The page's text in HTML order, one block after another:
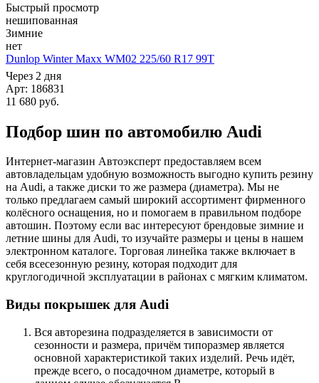
Быстрый просмотр
нешипованная
Зимние
нет
Dunlop Winter Maxx WM02 225/60 R17 99T
Через 2 дня
Арт: 186831
11 680 руб.
Подбор шин по автомобилю Audi
Интернет-магазин Автоэксперт предоставляем всем
автовладельцам удобную возможность выгодно купить резину
на Audi, а также диски то же размера (диаметра). Мы не
только предлагаем самый широкий ассортимент фирменного
колёсного оснащения, но и помогаем в правильном подборе
автошин. Поэтому если вас интересуют брендовые зимние и
летние шины для Audi, то изучайте размеры и цены в нашем
электронном каталоге. Торговая линейка также включает в
себя всесезонную резину, которая подходит для
круглогодичной эксплуатации в районах с мягким климатом.
Виды покрышек для Audi
Вся авторезина подразделяется в зависимости от
сезонности и размера, причём типоразмер является
основной характеристикой таких изделий. Речь идёт,
прежде всего, о посадочном диаметре, который в